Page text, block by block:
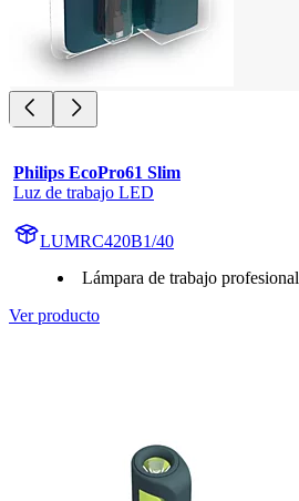
Philips EcoPro61 Slim
Luz de trabajo LED
LUMRC420B1/40
Lámpara de trabajo profesional
Ver producto